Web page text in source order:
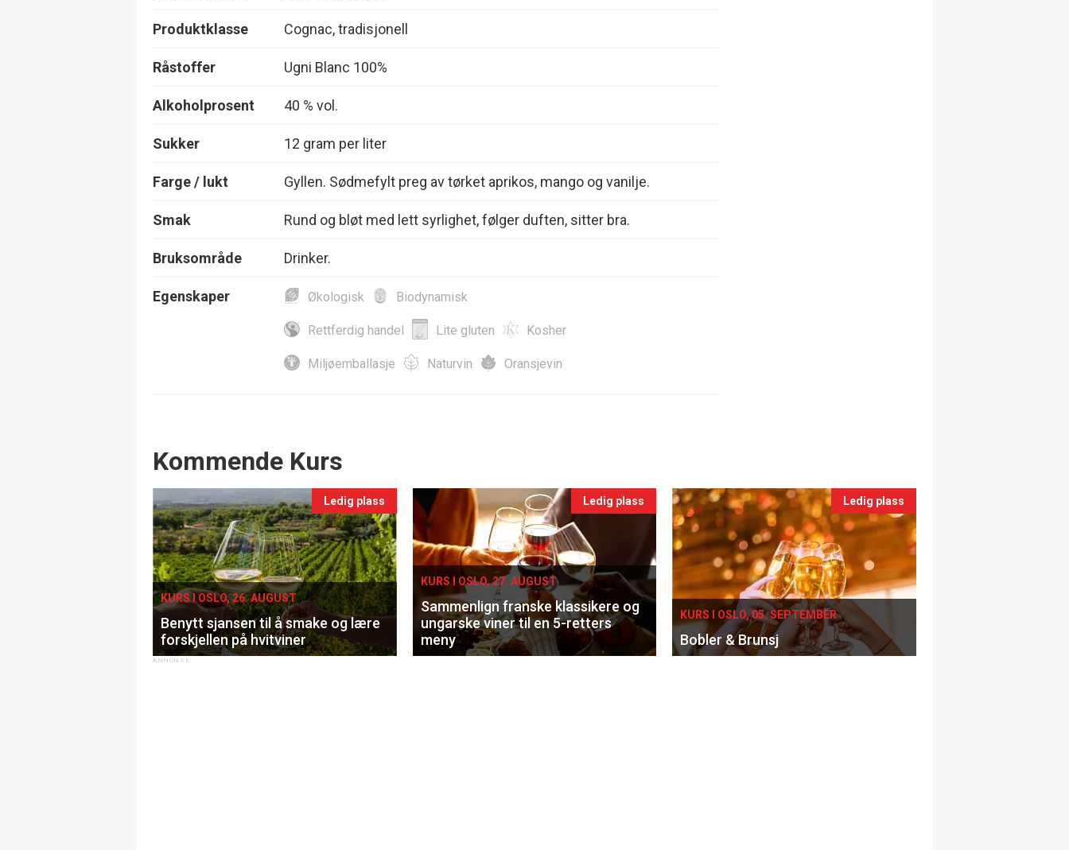
Produktklasse Cognac, tradisjonell
Råstoffer Ugni Blanc 100%
Alkoholprosent 40 % vol.
Sukker 12 gram per liter
Farge / lukt Gyllen. Sødmefylt preg av tørket aprikos, mango og vanilje.
Smak Rund og bløt med lett syrlighet, følger duften, sitter bra.
Bruksområde Drinker.
Egenskaper Økologisk Biodynamisk
Rettferdig handel Lite gluten Kosher
Miljøemballasje Naturvin Oransjevin
Events
Kommende Kurs
Ledig plass
KURS I OSLO, 26. AUGUST
Benytt sjansen til å smake og lære
forskjellen på hvitviner
Ledig plass
KURS I OSLO, 27. AUGUST
Sammenlign franske klassikere og
ungarske viner til en 5-retters
meny
Ledig plass
KURS I OSLO, 05. SEPTEMBER
Bobler & Brunsj